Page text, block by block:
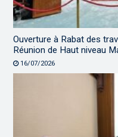
Ouverture à Rabat des
Réunion de Haut niveau
16/07/2026